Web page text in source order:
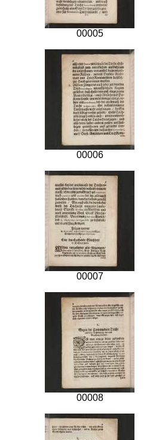
00005
00006
00007
00008